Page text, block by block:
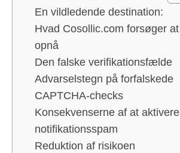
En vildledende destination:
Hvad Cosollic.com forsøger at
opnå
Den falske verifikationsfælde
Advarselstegn på forfalskede
CAPTCHA-checks
Konsekvenserne af at aktivere
notifikationsspam
Reduktion af risikoen